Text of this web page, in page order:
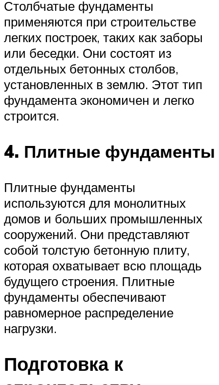
Столбчатые фундаменты
применяются при строительстве
легких построек, таких как заборы
или беседки. Они состоят из
отдельных бетонных столбов,
установленных в землю. Этот тип
фундамента экономичен и легко
строится.
4. Плитные фундаменты
Плитные фундаменты
используются для монолитных
домов и больших промышленных
сооружений. Они представляют
собой толстую бетонную плиту,
которая охватывает всю площадь
будущего строения. Плитные
фундаменты обеспечивают
равномерное распределение
нагрузки.
Подготовка к